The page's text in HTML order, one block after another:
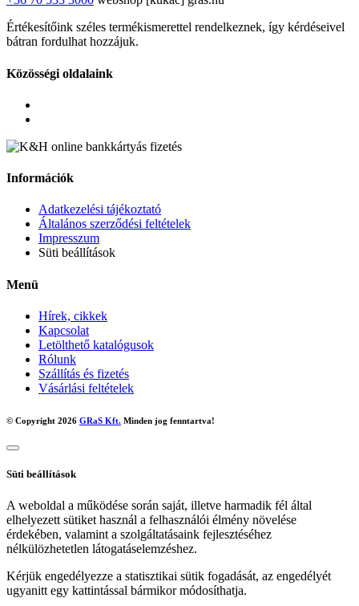
Értékesítőink széles termékismerettel rendelkeznek, így kérdéseivel
bátran fordulhat hozzájuk.
Közösségi oldalaink
Információk
Adatkezelési tájékoztató
Általános szerződési feltételek
Impresszum
Süti beállítások
Menü
Hírek, cikkek
Kapcsolat
Letölthető katalógusok
Rólunk
Szállítás és fizetés
Vásárlási feltételek
© Copyright 2026 GRaS Kft. Minden jog fenntartva!
Süti beállítások
A weboldal a működése során saját, illetve harmadik fél által
elhelyezett sütiket használ a felhasználói élmény növelése
érdekében, valamint a szolgáltatásaink fejlesztéséhez
nélkülözhetetlen látogatáselemzéshez.
Kérjük engedélyezze a statisztikai sütik fogadását, az engedélyét
ugyanitt egy kattintással bármikor módosíthatja.